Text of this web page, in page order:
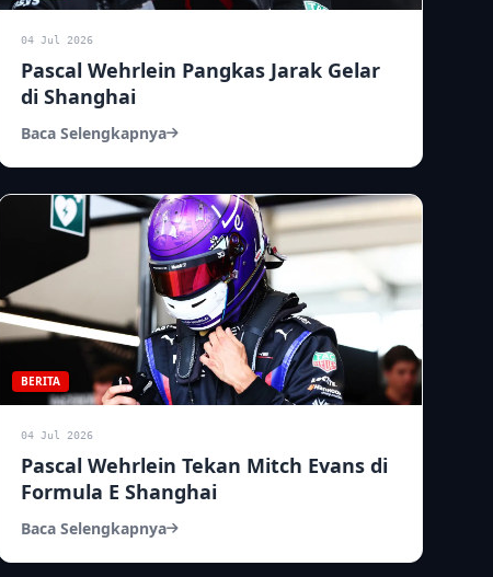
04 Jul 2026
Pascal Wehrlein Pangkas Jarak Gelar
di Shanghai
Baca Selengkapnya
BERITA
04 Jul 2026
Pascal Wehrlein Tekan Mitch Evans di
Formula E Shanghai
Baca Selengkapnya